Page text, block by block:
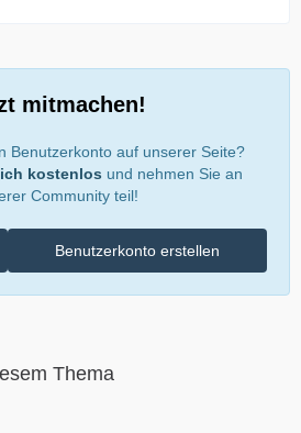
mitmachen!
Benutzerkonto auf unserer Seite?
kostenlos und nehmen Sie an
Community teil!
Benutzerkonto erstellen
Thema